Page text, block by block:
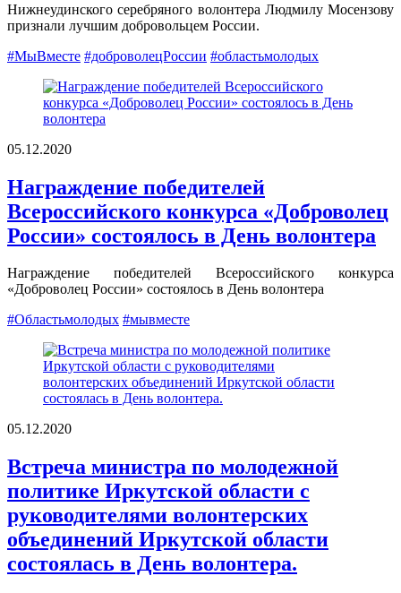
Нижнеудинского серебряного волонтера Людмилу Мосензову
признали лучшим добровольцем России.
#МыВместе #доброволецРоссии #областьмолодых
05.12.2020
Награждение победителей
Всероссийского конкурса «Доброволец
России» состоялось в День волонтера
Награждение победителей Всероссийского конкурса
«Доброволец России» состоялось в День волонтера
#Областьмолодых #мывместе
05.12.2020
Встреча министра по молодежной
политике Иркутской области с
руководителями волонтерских
объединений Иркутской области
состоялась в День волонтера.